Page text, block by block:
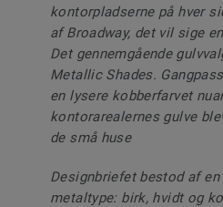
kontorpladserne på hver
af Broadway, det vil sige
Det gennemgående
Metallic Shades.
en lysere kobberfarvet
kontorarealernes gulve
de små huse
Designbriefet bestod af
metaltype: birk, hvidt og